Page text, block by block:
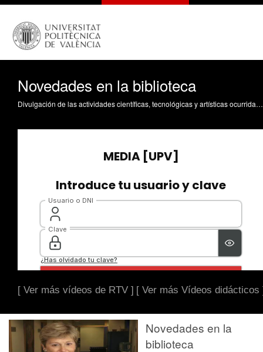
Novedades en la biblioteca
Divulgación de las actividades científicas, tecnológicas y artísticas ocurridas en los tres campus de la UPV
[ Ver más vídeos de RTV ] [ Ver más Vídeos didácticos
Novedades en la
biblioteca